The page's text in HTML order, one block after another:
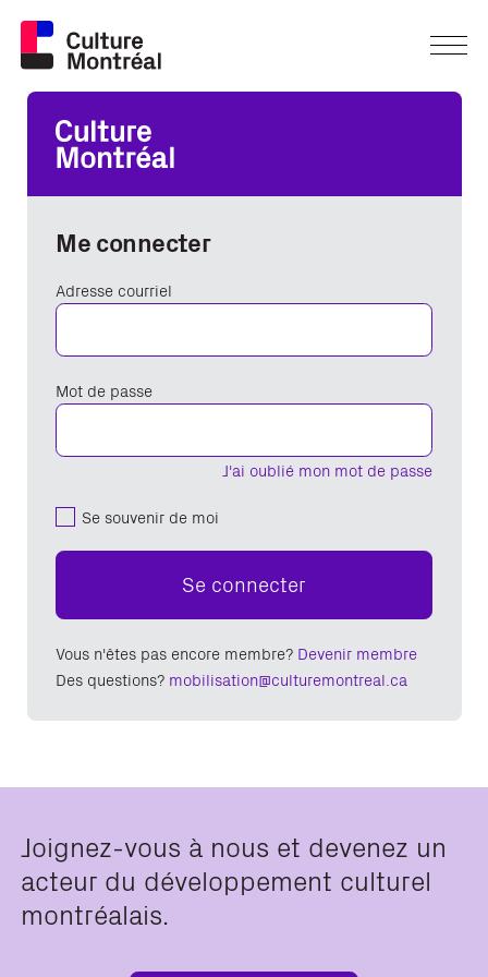
Me connecter
Adresse courriel
J'ai oublié mon mot de passe
Mot de passe
Se souvenir de moi
Se connecter
Vous n'êtes pas encore membre? Devenir membre
Des questions? mobilisation@culturemontreal.ca
Joignez-vous à nous et devenez un
acteur du développement culturel
montréalais.